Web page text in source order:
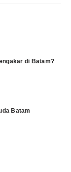
di Batam?
Batam